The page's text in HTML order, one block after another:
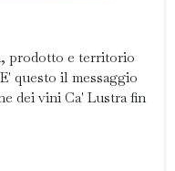
prodotto e territorio
questo il messaggio
dei vini Ca' Lustra fin